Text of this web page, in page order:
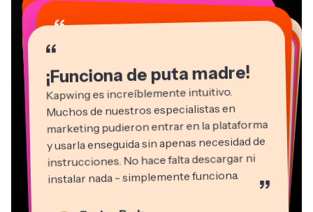
“
¡Funciona de puta madre!
Kapwing es increíblemente intuitivo.
Muchos de nuestros especialistas en
marketing pudieron entrar en la plataforma
y usarla enseguida sin apenas necesidad de
instrucciones. No hace falta descargar ni
instalar nada - simplemente funciona. ”
“
“
““
“
Natasha Ball
“
“